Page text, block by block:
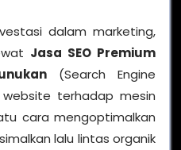
dalam marketing,
Jasa SEO Premium
(Search Engine
terhadap mesin
cara mengoptimalkan
lalu lintas organik